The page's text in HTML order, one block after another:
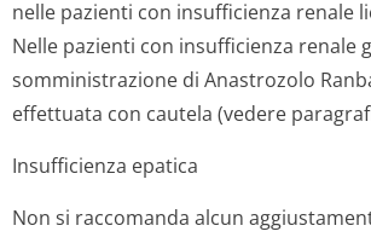
nelle pazienti con insufficienza renale
Nelle pazienti con insufficienza renale
somministrazione di Anastrozolo
effettuata con cautela (vedere
Insufficienza epatica
Non si raccomanda alcun